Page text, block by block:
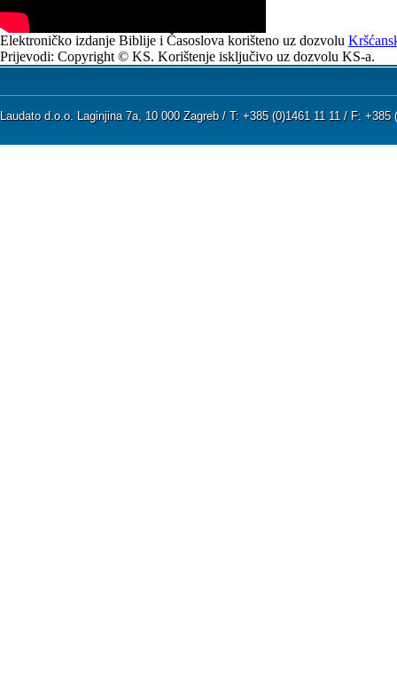
Elektroničko izdanje Biblije i Časoslova korišteno uz dozvolu
Prijevodi: Copyright © KS. Korištenje isključivo uz dozvolu KS-a.
Laudato d.o.o. Laginjina 7a, 10 000 Zagreb / T: +385 (0)1461 11 11 / F: